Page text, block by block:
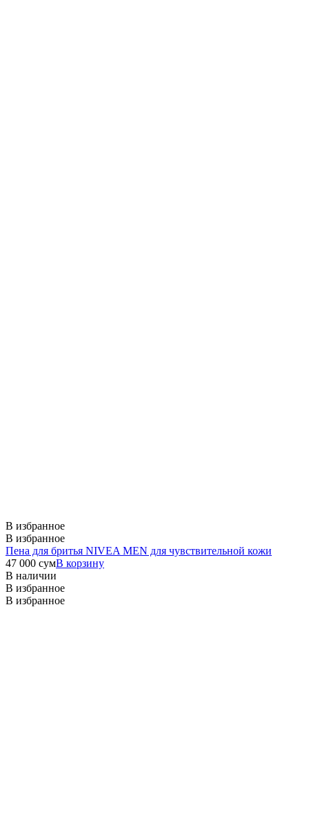
В избранное
В избранное
Пена для бритья NIVEA MEN для чувствительной кожи
47 000 сумВ корзину
В наличии
В избранное
В избранное